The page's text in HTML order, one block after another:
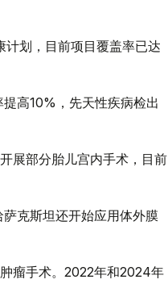
划，目前项目覆盖率已达
高10%，先天性疾病检出
展部分胎儿宫内手术，目前
克斯坦还开始应用体外膜
瘤手术。2022年和2024年